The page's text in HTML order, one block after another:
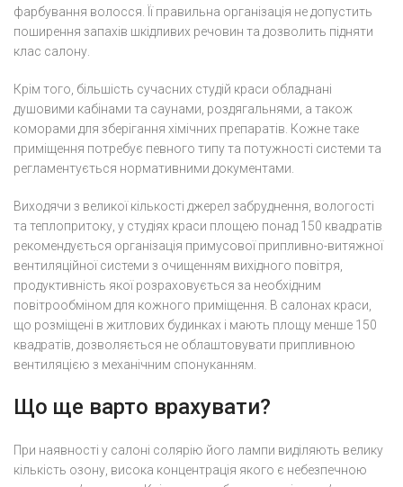
фарбування волосся. Її правильна організація не допустить
поширення запахів шкідливих речовин та дозволить підняти
клас салону.
Крім того, більшість сучасних студій краси обладнані
душовими кабінами та саунами, роздягальнями, а також
коморами для зберігання хімічних препаратів. Кожне таке
приміщення потребує певного типу та потужності системи та
регламентується нормативними документами.
Виходячи з великої кількості джерел забруднення, вологості
та теплопритоку, у студіях краси площею понад 150 квадратів
рекомендується організація примусової припливно-витяжної
вентиляційної системи з очищенням вихідного повітря,
продуктивність якої розраховується за необхідним
повітрообміном для кожного приміщення. В салонах краси,
що розміщені в житлових будинках і мають площу менше 150
квадратів, дозволяється не облаштовувати припливною
вентиляцією з механічним спонуканням.
Що ще варто врахувати?
При наявності у салоні солярію його лампи виділяють велику
кількість озону, висока концентрація якого є небезпечною